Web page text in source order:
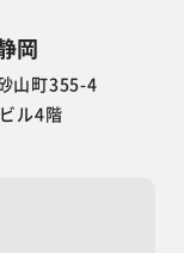
岡
山町355-4
ル4階